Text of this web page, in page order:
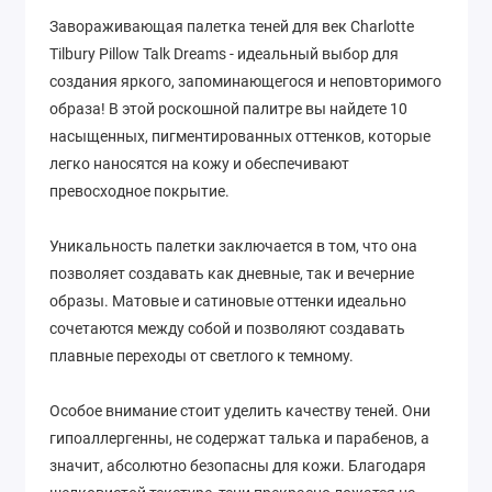
Завораживающая палетка теней для век Charlotte
Tilbury Pillow Talk Dreams - идеальный выбор для
создания яркого, запоминающегося и неповторимого
образа! В этой роскошной палитре вы найдете 10
насыщенных, пигментированных оттенков, которые
легко наносятся на кожу и обеспечивают
превосходное покрытие.
Уникальность палетки заключается в том, что она
позволяет создавать как дневные, так и вечерние
образы. Матовые и сатиновые оттенки идеально
сочетаются между собой и позволяют создавать
плавные переходы от светлого к темному.
Особое внимание стоит уделить качеству теней. Они
гипоаллергенны, не содержат талька и парабенов, а
значит, абсолютно безопасны для кожи. Благодаря